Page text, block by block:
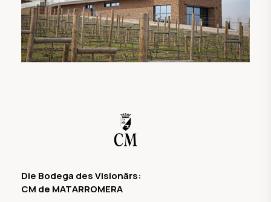
Die Bodega des Visionärs:
CM de MATARROMERA